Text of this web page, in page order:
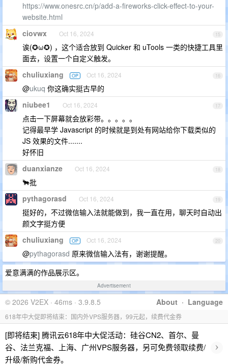
https://www.onesrc.cn/p/add-a-fireworks-click-effect-to-your-
website.html
15
ciovwx Oct 16, 2024
诶(✪ω✪) ，这个适合放到 Quicker 和 uTools 一类的快捷工具里
面去，设置一个自定义触发。
16
chuliuxiang OP Oct 16, 2024
@ukuq 你这确实挺古早的
17
niubee1 Oct 16, 2024
点击一下屏幕就会放彩带。。。。。
记得最早学 Javascript 的时候就是到处有网站给你下载类似的
JS 效果的文件.......
好怀旧
18
duanxianze Oct 16, 2024
🐂批
19
pythagorasd Oct 16, 2024
挺好的，不过微信输入法就能做到，我一直在用，聊天时自动出
颜文字挺方便
20
chuliuxiang OP Oct 16, 2024
@pythagorasd 原来微信输入法有，谢谢提醒。
爱意满满的作品展示区。
Advertisement
About · Language
© 2026 V2EX · 46ms · 3.9.8.5
618年中大促即将结束：国内外VPS服务器，99元起，续费代金券
[即将结束] 腾讯云618年中大促活动：硅谷CN2、首尔、曼
谷、法兰克福、上海、广州VPS服务器，另可免费领取续费/
升级/新购代金券。
›